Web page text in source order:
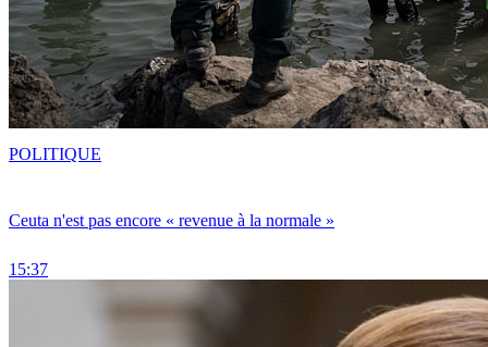
Ceuta n'est pas encore « revenue à la normale »
15:37
POLITIQUE